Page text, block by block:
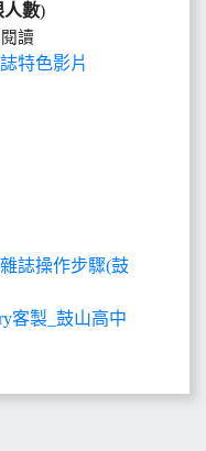
人數)
閱讀
特色影片
誌操作步驟(鼓
客製_鼓山高中